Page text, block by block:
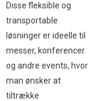
Disse fleksible og
transportable
løsninger er ideelle til
messer, konferencer
og andre events, hvor
man ønsker at
tiltrække